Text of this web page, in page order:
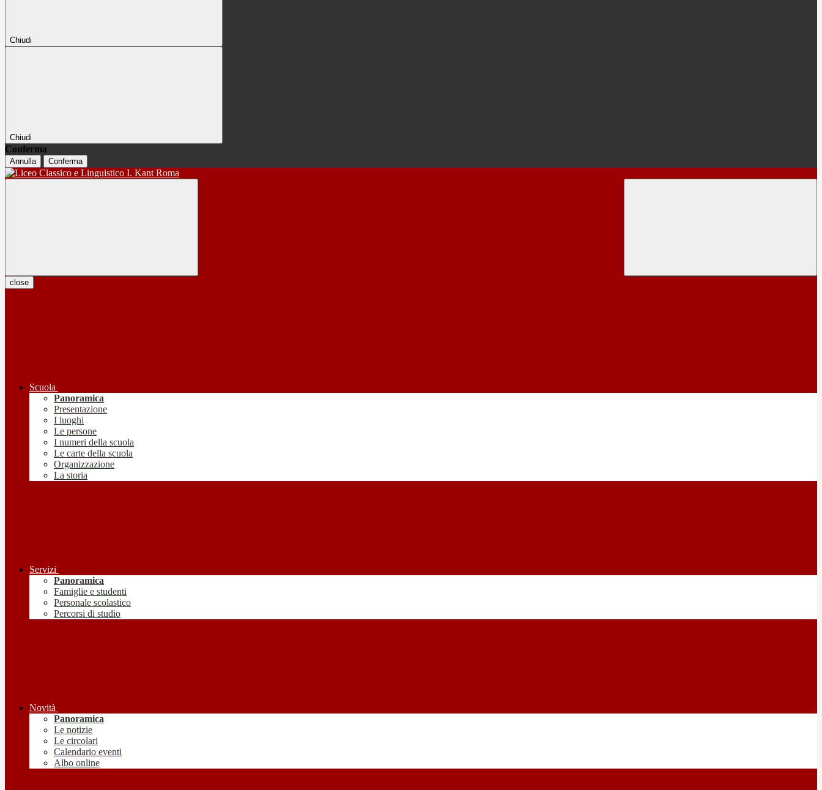
Chiudi
Chiudi
Conferma
Annulla Conferma
close
Scuola
Panoramica
Presentazione
I luoghi
Le persone
I numeri della scuola
Le carte della scuola
Organizzazione
La storia
Servizi
Panoramica
Famiglie e studenti
Personale scolastico
Percorsi di studio
Novità
Panoramica
Le notizie
Le circolari
Calendario eventi
Albo online